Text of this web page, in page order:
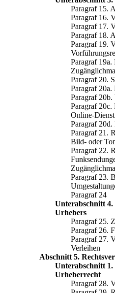
Paragraf 15.
Paragraf 16.
Paragraf 17.
Paragraf 18.
Paragraf 19.
Paragraf
Paragraf 20.
Paragraf 20a.
Paragraf 20b.
Paragraf 20c.
Online-Dienst
Paragraf
Paragraf 21.
Bild- oder
Paragraf 22.
Paragraf 23.
Paragraf 24
Unterabschnitt 4.
Urhebers
Paragraf 25.
Paragraf 26.
Paragraf 27.
Verleihen
Abschnitt 5.
Unterabschnitt 1.
Urheberrecht
Paragraf 28.